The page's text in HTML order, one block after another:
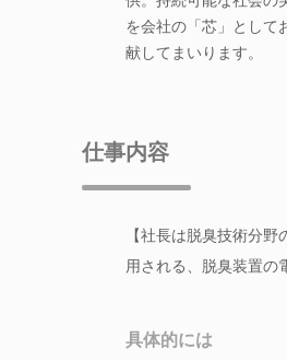
を会社の「芯」として
献してまいります。
仕事内容
【社長は脱臭技術分
用される、脱臭装置の
具体的には